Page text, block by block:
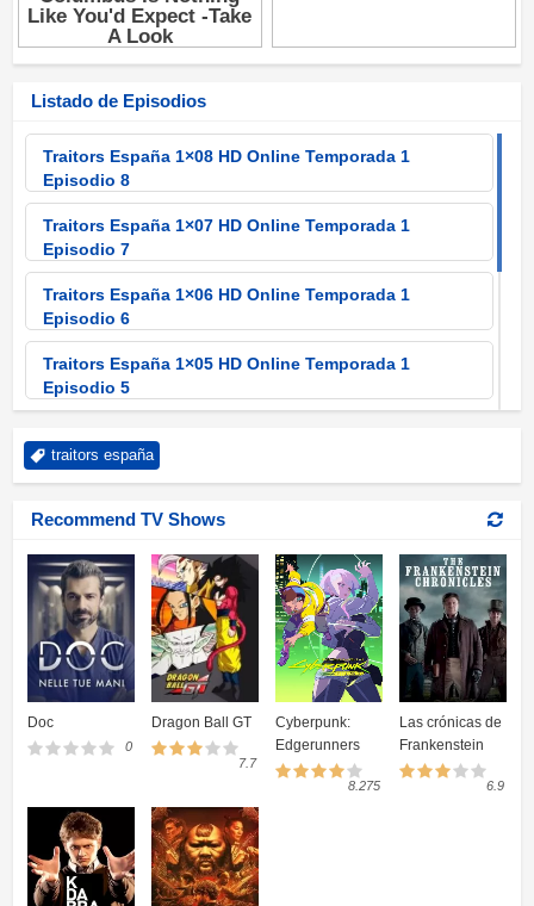
Listado de Episodios
Traitors España 1×08 HD Online Temporada 1
Episodio 8
Traitors España 1×07 HD Online Temporada 1
Episodio 7
Traitors España 1×06 HD Online Temporada 1
Episodio 6
Traitors España 1×05 HD Online Temporada 1
Episodio 5
Episodio 4
Episodio 3
Traitors España 1×02 HD Online Temporada 1
Episodio 2
Traitors España 1×01 HD Online Temporada 1
Episodio 1
traitors españa
Recommend TV Shows
Doc
0
Dragon Ball GT
7.7
Cyberpunk:
Edgerunners
8.275
Las crónicas de
Frankenstein
6.9